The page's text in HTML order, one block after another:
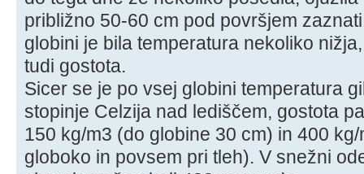
približno 50-60 cm pod površjem
globini je bila temperatura nekoliko
tudi gostota.
Sicer se je po vsej globini temperatura
stopinje Celzija nad lediščem, gostota
150 kg/m3 (do globine 30 cm) in 400
globoko in povsem pri tleh). V snežni